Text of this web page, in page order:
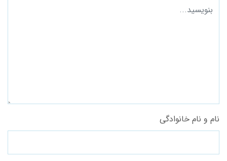
نام و نام خانوادگی